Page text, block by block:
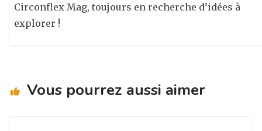
Circonflex Mag, toujours en recherche d’idées à
explorer !
Vous pourrez aussi aimer